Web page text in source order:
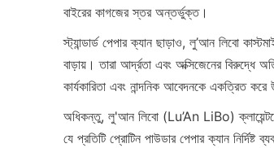
বাইরের কাগজের স্তর অন্তর্ভুক্ত।
স্ট্যান্ডার্ড পেপার ক্যান ছাড়াও, লু’আন লিবো
বাড়ায়। তারা আর্দ্রতা এবং অক্সিজেনের বিরুদ্ধে
কার্যকারিতা এবং নান্দনিক আবেদনকে একত্রিত
অধিকন্তু, লু'আন লিবো (Lu’An LiBo) ক্লায়েন্টদের
যে প্রতিটি প্রোটিন পাউডার পেপার ক্যান নির্দিষ্ট